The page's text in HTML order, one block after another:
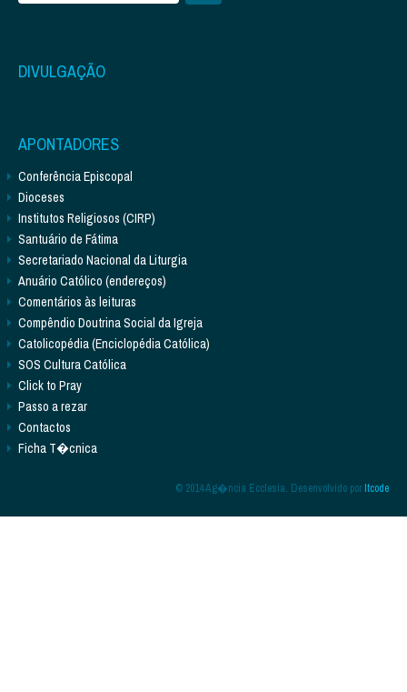
DIVULGAÇÃO
APONTADORES
Conferência Episcopal
Dioceses
Institutos Religiosos (CIRP)
Santuário de Fátima
Secretariado Nacional da Liturgia
Anuário Católico (endereços)
Comentários às leituras
Compêndio Doutrina Social da Igreja
Catolicopédia (Enciclopédia Católica)
SOS Cultura Católica
Click to Pray
Passo a rezar
Contactos
Ficha T�cnica
© 2014 Ag�ncia Ecclesia. Desenvolvido porItcode